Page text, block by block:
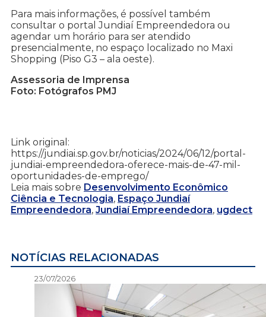
Para mais informações, é possível também
consultar o portal Jundiaí Empreendedora ou
agendar um horário para ser atendido
presencialmente, no espaço localizado no Maxi
Shopping (Piso G3 – ala oeste).
Assessoria de Imprensa
Foto: Fotógrafos PMJ
Link original:
https://jundiai.sp.gov.br/noticias/2024/06/12/portal-
jundiai-empreendedora-oferece-mais-de-47-mil-
oportunidades-de-emprego/
Leia mais sobre Desenvolvimento Econômico
Ciência e Tecnologia, Espaço Jundiaí
Empreendedora, Jundiaí Empreendedora, ugdect
NOTÍCIAS RELACIONADAS
23/07/2026